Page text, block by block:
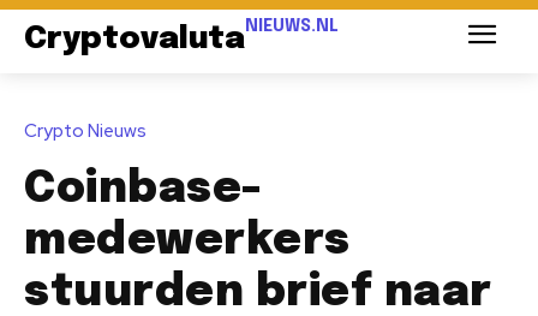
Cryptovaluta NIEUWS.NL
Crypto Nieuws
Coinbase-
medewerkers
stuurden brief naar